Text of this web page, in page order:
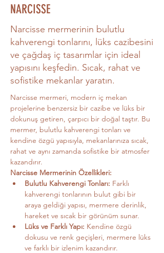
NARCISSE
Narcisse mermerinin bulutlu
kahverengi tonlarını, lüks cazibesini
ve çağdaş iç tasarımlar için ideal
yapısını keşfedin. Sıcak, rahat ve
sofistike mekanlar yaratın.
Narcisse mermeri, modern iç mekan
projelerine benzersiz bir cazibe ve lüks bir
dokunuş getiren, çarpıcı bir doğal taştır. Bu
mermer, bulutlu kahverengi tonları ve
kendine özgü yapısıyla, mekanlarınıza sıcak,
rahat ve aynı zamanda sofistike bir atmosfer
kazandırır.
Narcisse Mermerinin Özellikleri:
Bulutlu Kahverengi Tonları: Farklı
kahverengi tonlarının bulut gibi bir
araya geldiği yapısı, mermere derinlik,
hareket ve sıcak bir görünüm sunar.
Lüks ve Farklı Yapı: Kendine özgü
dokusu ve renk geçişleri, mermere lüks
ve farklı bir izlenim kazandırır.